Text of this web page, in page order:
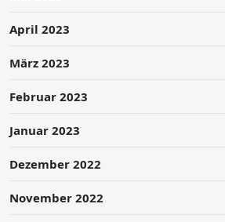
April 2023
März 2023
Februar 2023
Januar 2023
Dezember 2022
November 2022